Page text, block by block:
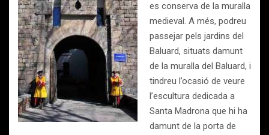
es conserva de la muralla
medieval. A més, podreu
passejar pels jardins del
Baluard, situats damunt
de la muralla del Baluard, i
tindreu l’ocasió de veure
l’escultura dedicada a
Santa Madrona que hi ha
damunt de la porta de